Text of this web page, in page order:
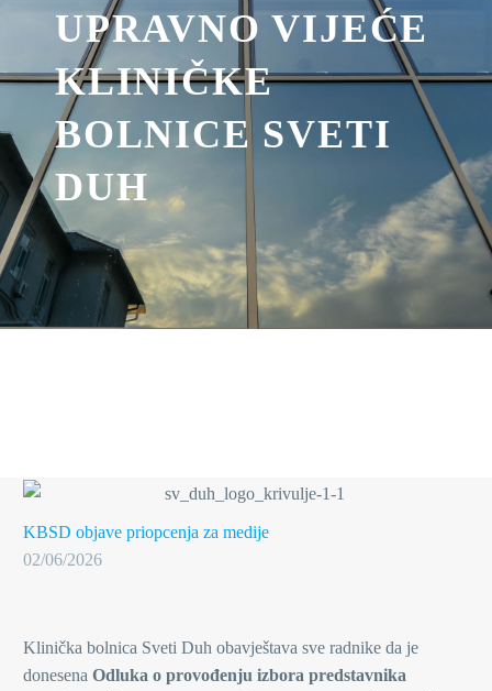
UPRAVNO VIJEĆE
KLINIČKE
BOLNICE SVETI
DUH
KBSD objave priopcenja za medije
02/06/2026
Klinička bolnica Sveti Duh obavještava sve radnike da je
donesena Odluka o provođenju izbora predstavnika